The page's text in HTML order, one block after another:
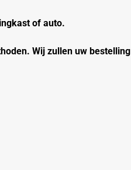
of auto.
Wij zullen uw bestelling